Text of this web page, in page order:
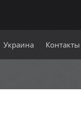
Украина Контакты